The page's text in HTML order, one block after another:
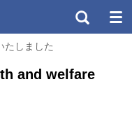
たしました
and welfare